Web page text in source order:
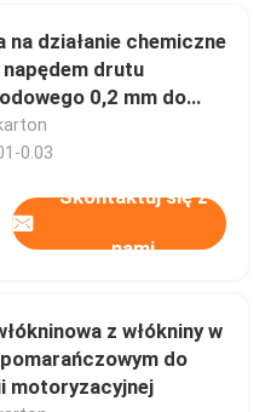
na działanie chemiczne
drutu
0,2 mm do
0.03
Skontaktuj się z
nami
z włókniny w
do
motoryzacyjnej